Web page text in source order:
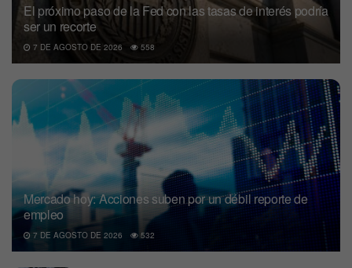
El próximo paso de la Fed con las tasas de interés podría
ser un recorte
7 DE AGOSTO DE 2026 558
Mercado hoy: Acciones suben por un débil reporte de
empleo
7 DE AGOSTO DE 2026 532